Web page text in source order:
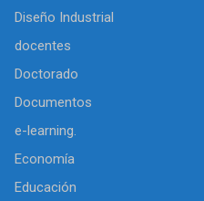
Diseño Industrial
docentes
Doctorado
Documentos
e-learning.
Economía
Educación